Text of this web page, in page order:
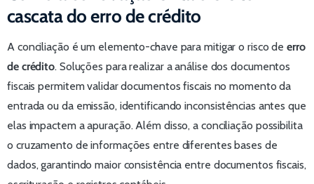
cascata do erro de crédito
A conciliação é um elemento-chave para mitigar o risco deerro
de crédito. Soluções para realizar a análise dos documentos
fiscais permitem validar documentos fiscais no momento da
entrada ou da emissão, identificando inconsistências antes que
elas impactem a apuração. Além disso, a conciliação possibilita
o cruzamento de informações entre diferentes bases de
dados, garantindo maior consistência entre documentos fiscais,